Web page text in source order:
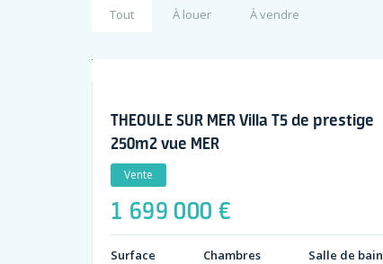
Tout À louer À vendre
THEOULE SUR MER Villa T5 de prestige
250m2 vue MER
Vente
1 699 000 €
Surface
Chambres
Salle de bain